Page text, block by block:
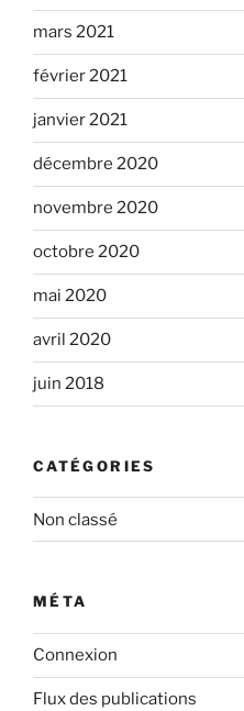
mars 2021
février 2021
janvier 2021
décembre 2020
novembre 2020
octobre 2020
mai 2020
avril 2020
juin 2018
CATÉGORIES
Non classé
MÉTA
Connexion
Flux des publications